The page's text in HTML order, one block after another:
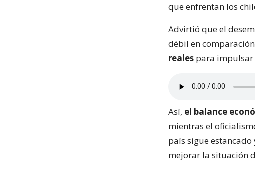
que enfrentan los
Advirtió que el
débil en
reales para impulsar
Así, el balance
mientras el
país sigue
mejorar la situación